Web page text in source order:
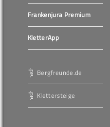
Frankenjura Premium
KletterApp
Bergfreunde.de
Klettersteige